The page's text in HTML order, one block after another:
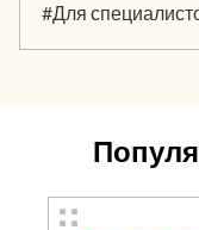
#Для